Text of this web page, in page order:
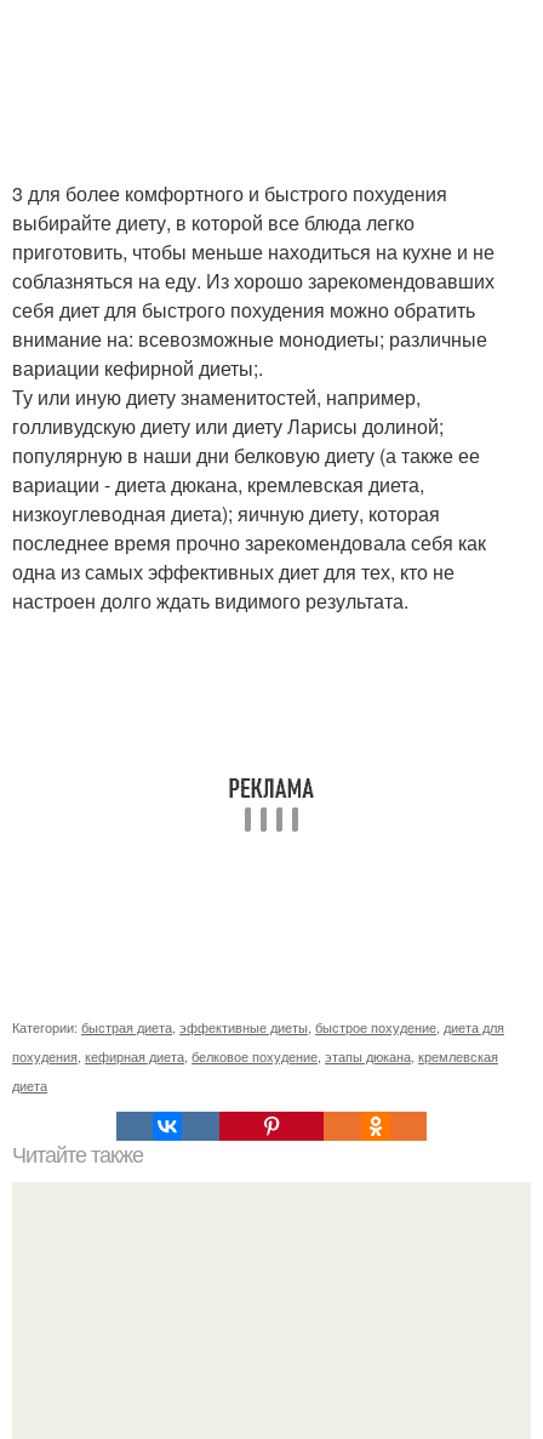
3 для более комфортного и быстрого похудения
выбирайте диету, в которой все блюда легко
приготовить, чтобы меньше находиться на кухне и не
соблазняться на еду. Из хорошо зарекомендовавших
себя диет для быстрого похудения можно обратить
внимание на: всевозможные монодиеты; различные
вариации кефирной диеты;.
Ту или иную диету знаменитостей, например,
голливудскую диету или диету Ларисы долиной;
популярную в наши дни белковую диету (а также ее
вариации - диета дюкана, кремлевская диета,
низкоуглеводная диета); яичную диету, которая
последнее время прочно зарекомендовала себя как
одна из самых эффективных диет для тех, кто не
настроен долго ждать видимого результата.
Категории: быстрая диета эффективные диеты быстрое похудение диета для
похудения кефирная диета белковое похудение этапы дюкана кремлевская
диета
Читайте также